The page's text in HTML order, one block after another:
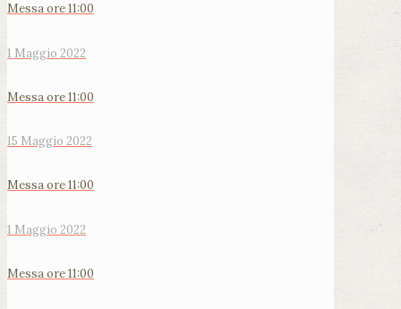
Messa ore 11:00
1 Maggio 2022
Messa ore 11:00
15 Maggio 2022
Messa ore 11:00
1 Maggio 2022
Messa ore 11:00